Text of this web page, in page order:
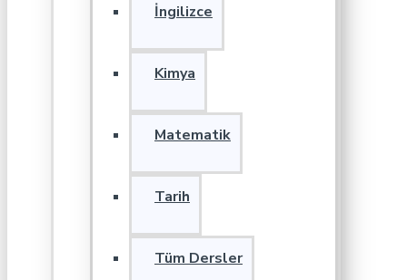
İngilizce
Kimya
Matematik
Tarih
Tüm Dersler